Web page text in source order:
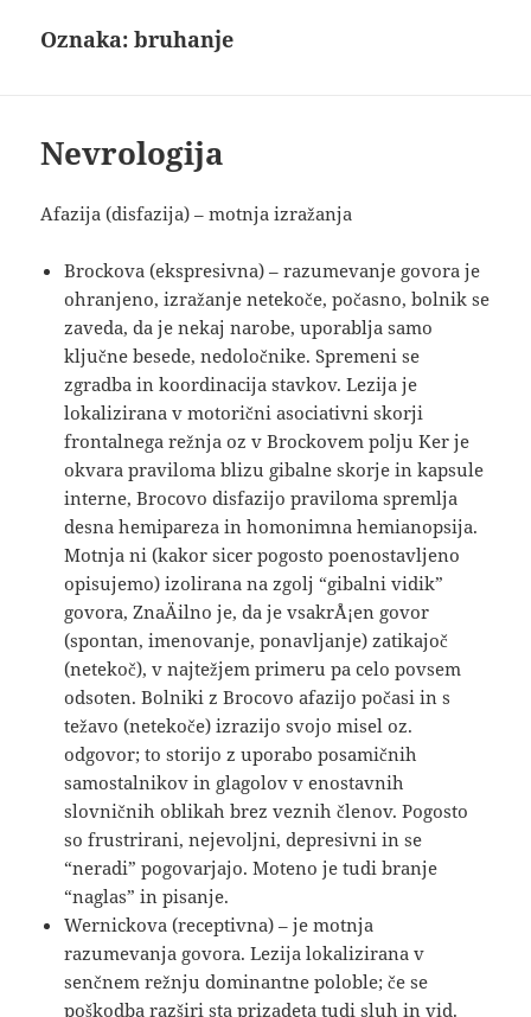
Oznaka:bruhanje
Nevrologija
Afazija (disfazija) – motnja izražanja
Brockova (ekspresivna) – razumevanje govora je
ohranjeno, izražanje netekoče, počasno, bolnik se
zaveda, da je nekaj narobe, uporablja samo
ključne besede, nedoločnike. Spremeni se
zgradba in koordinacija stavkov. Lezija je
lokalizirana v motorični asociativni skorji
frontalnega režnja oz v Brockovem polju Ker je
okvara praviloma blizu gibalne skorje in kapsule
interne, Brocovo disfazijo praviloma spremlja
desna hemipareza in homonimna hemianopsija.
Motnja ni (kakor sicer pogosto poenostavljeno
opisujemo) izolirana na zgolj “gibalni vidik”
govora, ZnaÄilno je, da je vsakrÅ¡en govor
(spontan, imenovanje, ponavljanje) zatikajoč
(netekoč), v najtežjem primeru pa celo povsem
odsoten. Bolniki z Brocovo afazijo počasi in s
težavo (netekoče) izrazijo svojo misel oz.
odgovor; to storijo z uporabo posamičnih
samostalnikov in glagolov v enostavnih
slovničnih oblikah brez veznih členov. Pogosto
so frustrirani, nejevoljni, depresivni in se
“neradi” pogovarjajo. Moteno je tudi branje
“naglas” in pisanje.
Wernickova (receptivna) – je motnja
razumevanja govora. Lezija lokalizirana v
senčnem režnju dominantne poloble; če se
poškodba razširi sta prizadeta tudi sluh in vid.